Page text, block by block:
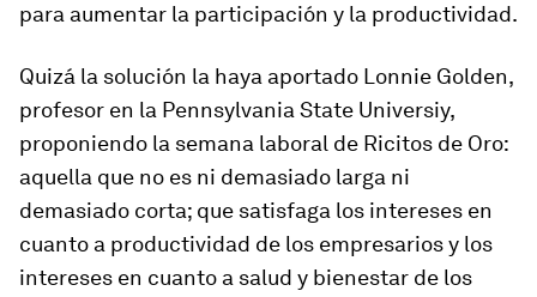
para aumentar la participación y la productividad.
Quizá la solución la haya aportado Lonnie Golden,
profesor en la Pennsylvania State Universiy,
proponiendo la semana laboral de Ricitos de Oro:
aquella que no es ni demasiado larga ni
demasiado corta; que satisfaga los intereses en
cuanto a productividad de los empresarios y los
intereses en cuanto a salud y bienestar de los